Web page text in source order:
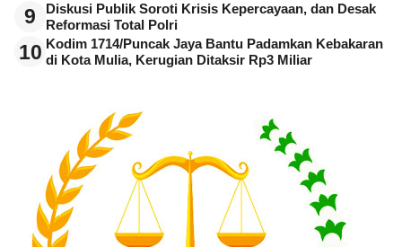
9
Diskusi Publik Soroti Krisis Kepercayaan, dan Desak
Reformasi Total Polri
10 Kodim 1714/Puncak Jaya Bantu Padamkan Kebakaran
di Kota Mulia, Kerugian Ditaksir Rp3 Miliar